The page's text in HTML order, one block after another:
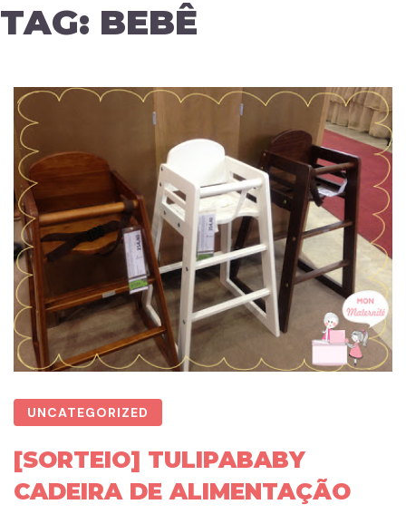
TAG: BEBÊ
UNCATEGORIZED
[SORTEIO] TULIPABABY
CADEIRA DE ALIMENTAÇÃO